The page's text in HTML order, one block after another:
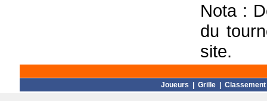
Nota :
du
site.
Joueurs Grille Classement